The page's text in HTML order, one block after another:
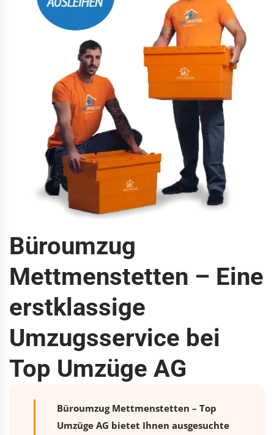
Büroumzug
Mettmenstetten – Eine
erstklassige
Umzugsservice bei
Top Umzüge AG
Büroumzug Mettmenstetten – Top
Umzüge AG bietet Ihnen ausgesuchte